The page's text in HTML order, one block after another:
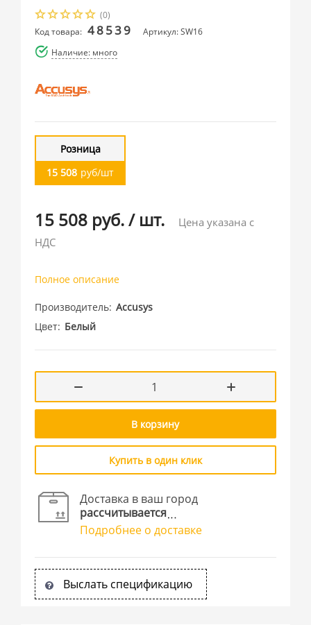
(0)
Код товара: 48539
Артикул: SW16
Наличие: много
Розница
15 508 руб/шт
15 508 руб./ шт.
Цена указана с
НДС
Полное описание
Производитель Accusys
Цвет Белый
В корзину
Купить в один клик
Доставка в ваш город
рассчитывается
Подробнее о доставке
Выслать спецификацию